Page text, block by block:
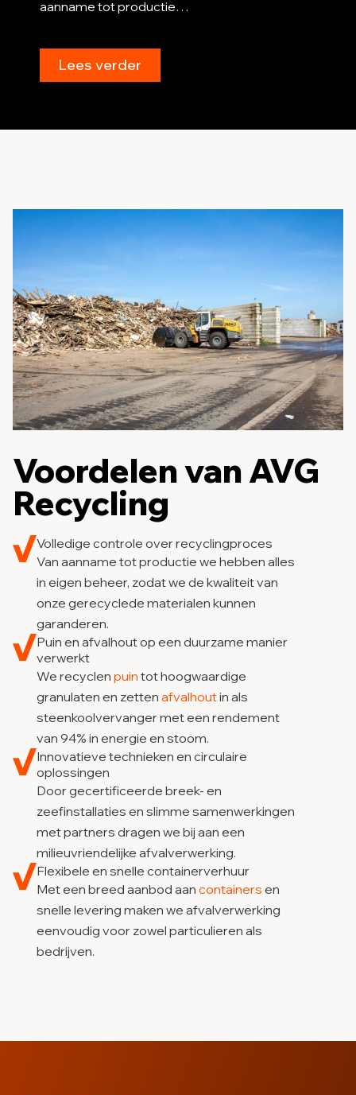
aanname tot productie…
Lees verder
Voordelen van AVG
Recycling
Volledige controle over recyclingproces
Van aanname tot productie we hebben alles
in eigen beheer, zodat we de kwaliteit van
onze gerecyclede materialen kunnen
garanderen.
Puin en afvalhout op een duurzame manier
verwerkt
We recyclen puin tot hoogwaardige
granulaten en zetten afvalhoutin als
steenkoolvervanger met een rendement
van 94% in energie en stoom.
Innovatieve technieken en circulaire
oplossingen
Door gecertificeerde breek- en
zeefinstallaties en slimme samenwerkingen
met partners dragen we bij aan een
milieuvriendelijke afvalverwerking.
Flexibele en snelle containerverhuur
Met een breed aanbod aan containers en
snelle levering maken we afvalverwerking
eenvoudig voor zowel particulieren als
bedrijven.